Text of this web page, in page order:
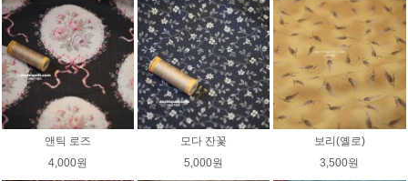
앤틱 로즈
4,000원
모다 잔꽃
5,000원
보리(옐로)
3,500원